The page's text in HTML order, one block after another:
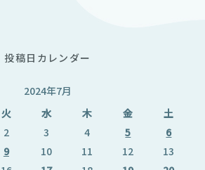
投稿日カレンダー
2024年7月
火 水 木 金 土
2 3 4 5
6
9 10 11 12
13